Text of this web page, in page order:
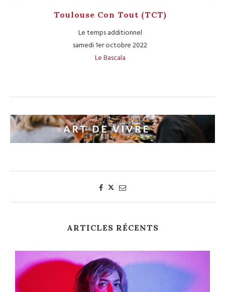
Toulouse Con Tout (TCT)
Le temps additionnel
samedi 1er octobre 2022
Le Bascala
ARTICLES RÉCENTS